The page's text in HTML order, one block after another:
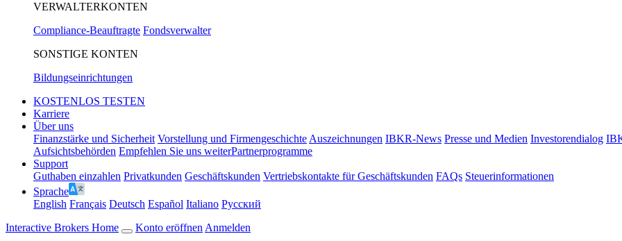
VERWALTERKONTEN
Compliance-Beauftragte Fondsverwalter
SONSTIGE KONTEN
Bildungseinrichtungen
KOSTENLOS TESTEN
Karriere
Über uns
Finanzstärke und Sicherheit Vorstellung und Firmengeschichte Auszeichnungen IBKR-News Presse und Medien Investorendialog
Aufsichtsbehörden Empfehlen Sie uns weiterPartnerprogramme
Support
Guthaben einzahlen Privatkunden Geschäftskunden Vertriebskontakte für Geschäftskunden FAQs Steuerinformationen
Sprache
English Français Deutsch Español Italiano Pусский
Interactive Brokers Home
Konto eröffnen Anmelden